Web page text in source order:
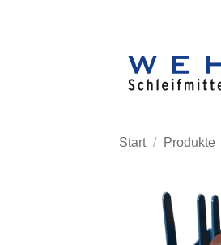
Start / Produkte